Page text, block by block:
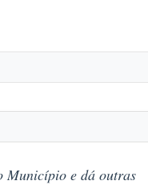
Município e dá outras